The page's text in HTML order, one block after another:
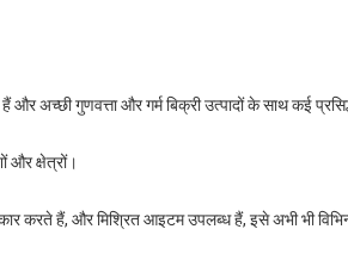
और अच्छी गुणवत्ता और गर्म बिक्री उत्पादों के साथ कई
और क्षेत्रों।
हैं, और मिश्रित आइटम उपलब्ध हैं, इसे अभी भी